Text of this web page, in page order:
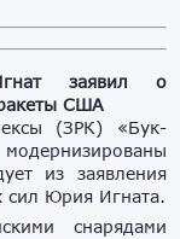
заявил о
США
(ЗРК) «Бук-
из заявления
сил Юрия Игната.
снарядами